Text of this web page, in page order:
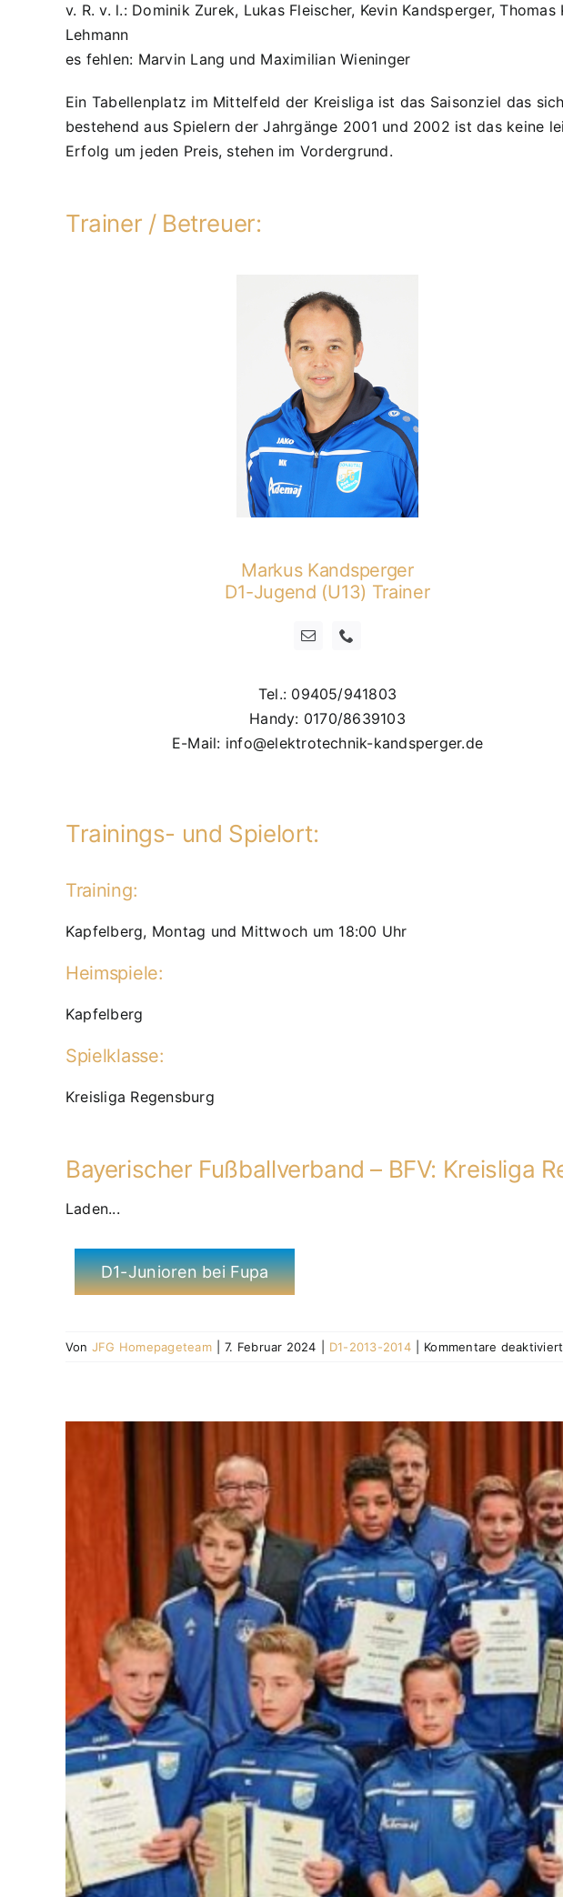
v. R. v. l.: Dominik Zurek, Lukas Fleischer, Kevin Kandsperger,
Lehmann
es fehlen: Marvin Lang und Maximilian Wieninger
Ein Tabellenplatz im Mittelfeld der Kreisliga ist das Saisonziel das
bestehend aus Spielern der Jahrgänge 2001 und 2002 ist das keine
Erfolg um jeden Preis, stehen im Vordergrund.
Trainer / Betreuer:
Markus Kandsperger
D1-Jugend (U13) Trainer
Tel.: 09405/941803
Handy: 0170/8639103
E-Mail: info@elektrotechnik-kandsperger.de
Trainings- und Spielort:
Training:
Kapfelberg, Montag und Mittwoch um 18:00 Uhr
Heimspiele:
Kapfelberg
Spielklasse:
Kreisliga Regensburg
Bayerischer Fußballverband – BFV: Kreisliga
Laden...
D1-Junioren bei Fupa
Von JFG Homepageteam 7. Februar 2024 D1-2013-2014 Kommentare deaktiviert